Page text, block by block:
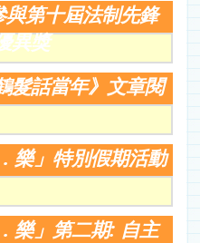
第十屆法制先鋒
異獎
髮話當年》文章閱
. 樂」特別假期活動
. 樂」第二期: 自主